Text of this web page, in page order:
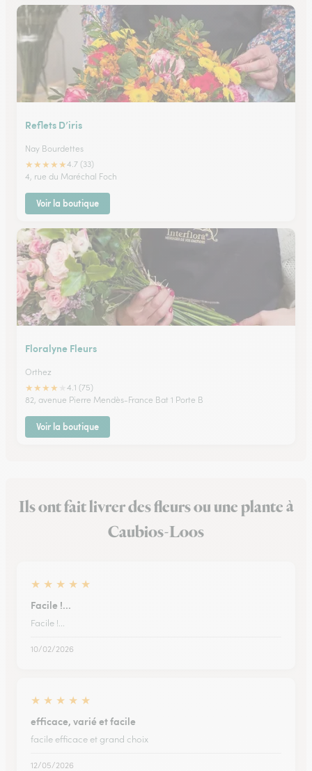
Reflets D’iris
Nay Bourdettes
★★★★★4.7 (33)
4, rue du Maréchal Foch
Voir la boutique
Floralyne Fleurs
Orthez
★★★★
4.1 (75)
82, avenue Pierre Mendès-France Bat 1 Porte B
Voir la boutique
Ils ont fait livrer des fleurs ou une plante à
Caubios-Loos
★ ★ ★ ★ ★
Facile !...
Facile !...
10/02/2026
★ ★ ★ ★ ★
efficace, varié et facile
facile efficace et grand choix
12/05/2026